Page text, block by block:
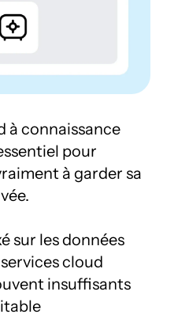
à connaissance
pour
à garder sa
sur les données
cloud
insuffisants